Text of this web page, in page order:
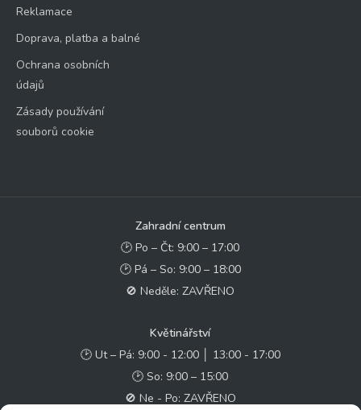
Reklamace
Doprava, platba a balné
Ochrana osobních
údajů
Zásady používání
souborů cookie
Zahradní centrum
🕑 Po – Čt: 9:00 – 17:00
🕑 Pá – So: 9:00 – 18:00
🚫 Neděle: ZAVŘENO
Květinářství
🕑 Ut – Pá: 9:00 - 12:00 │ 13:00 - 17:00
🕑 So: 9:00 – 15:00
🚫 Ne - Po: ZAVŘENO